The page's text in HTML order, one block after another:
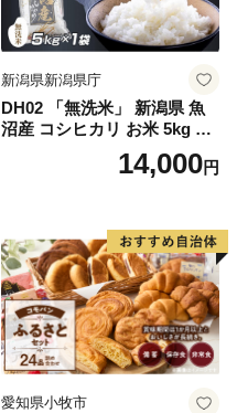
新潟県新潟県庁
DH02 「無洗米」 新潟県 魚
沼産 コシヒカリ お米 5kg こ
しひかり 精米 米（お米の美
味しい炊き方ガイド付き）
14,000円
愛知県小牧市